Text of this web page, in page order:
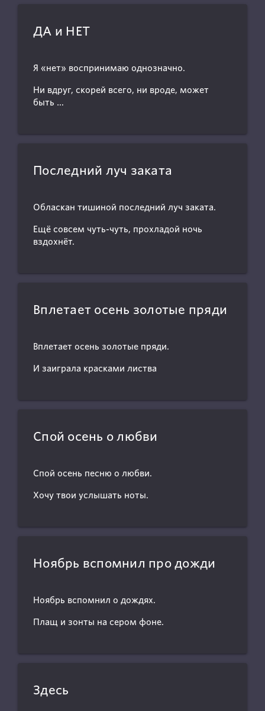
ДА и НЕТ
Я «нет» воспринимаю однозначно.
Ни вдруг, скорей всего, ни вроде, может
быть …
Последний луч заката
Обласкан тишиной последний луч заката.
Ещё совсем чуть-чуть, прохладой ночь
вздохнёт.
Вплетает осень золотые пряди
Вплетает осень золотые пряди.
И заиграла красками листва
Спой осень о любви
Спой осень песню о любви.
Хочу твои услышать ноты.
Ноябрь вспомнил про дожди
Ноябрь вспомнил о дождях.
Плащ и зонты на сером фоне.
Здесь